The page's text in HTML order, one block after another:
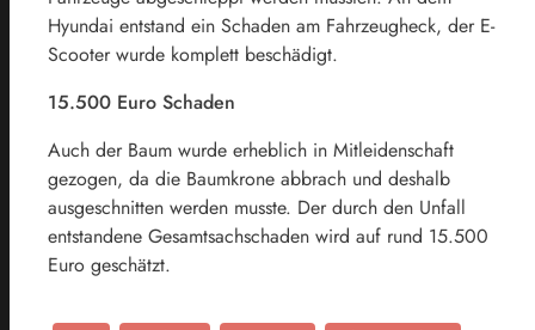
Hyundai entstand ein Schaden am Fahrzeugheck, der E-
Scooter wurde komplett beschädigt.
15.500 Euro Schaden
Auch der Baum wurde erheblich in Mitleidenschaft
gezogen, da die Baumkrone abbrach und deshalb
ausgeschnitten werden musste. Der durch den Unfall
entstandene Gesamtsachschaden wird auf rund 15.500
Euro geschätzt.